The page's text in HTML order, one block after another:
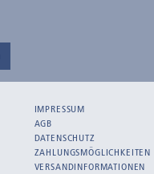
IMPRESSUM
AGB
DATENSCHUTZ
ZAHLUNGSMÖGLICHKEITEN
VERSANDINFORMATIONEN